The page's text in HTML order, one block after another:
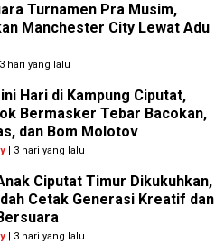
Turnamen Pra Musim,
Manchester City Lewat Adu
hari yang lalu
Hari di Kampung Ciputat,
Bermasker Tebar Bacokan,
dan Bom Molotov
| 3 hari yang lalu
Ciputat Timur Dikukuhkan,
Cetak Generasi Kreatif dan
| 3 hari yang lalu